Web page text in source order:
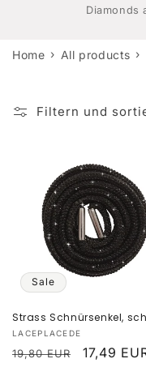
e
o
i
e
:
Diamonds
Home › All products ›
Filtern und
Sale
Strass Schnürsenkel,
Anbieter:
LACEPLACEDE
Normaler
19,80 EUR 17,49